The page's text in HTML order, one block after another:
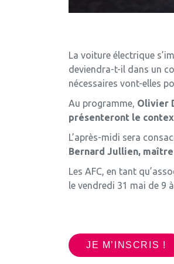
La voiture électrique
deviendra-t-il dans un
nécessaires vont-elles
Au programme, Olivier
présenteront le
L’après-midi sera
Bernard Jullien,
Les AFC, en tant
le vendredi 31 mai de 9
JE M’INSCRIS !